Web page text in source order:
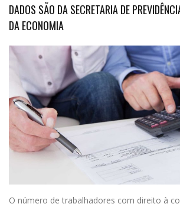
DADOS SÃO DA SECRETARIA DE
DA ECONOMIA
O número de trabalhadores com direito à